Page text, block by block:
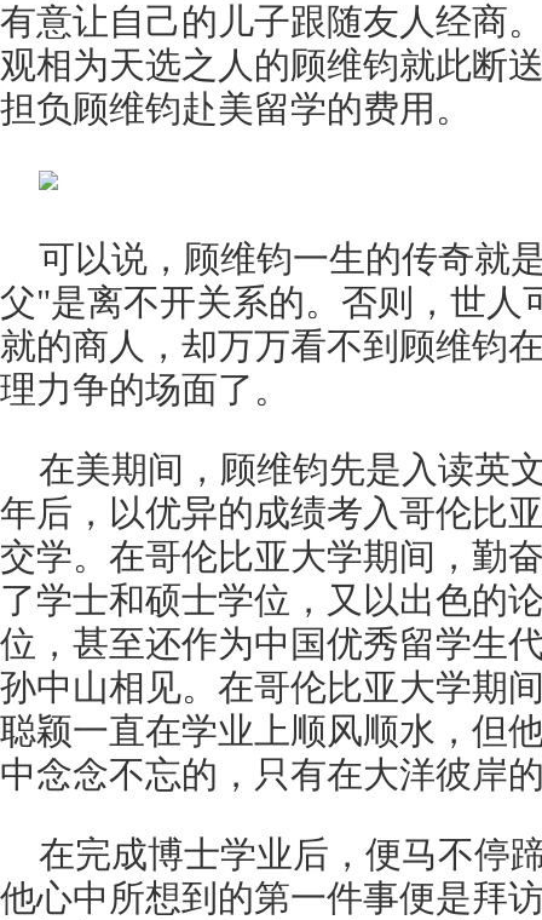
有意让自己的儿子跟随友人经商
观相为天选之人的顾维钧就此断
担负顾维钧赴美留学的费用。
可以说，顾维钧一生的传奇就
父"是离不开关系的。否则，世人
就的商人，却万万看不到顾维钧
理力争的场面了。
在美期间，顾维钧先是入读英
年后，以优异的成绩考入哥伦比
交学。在哥伦比亚大学期间，勤
了学士和硕士学位，又以出色的
位，甚至还作为中国优秀留学生
孙中山相见。在哥伦比亚大学期
聪颖一直在学业上顺风顺水，但
中念念不忘的，只有在大洋彼岸
在完成博士学业后，便马不停
他心中所想到的第一件事便是拜